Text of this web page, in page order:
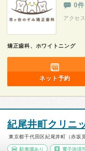
0件
アクセ
矯正歯科、ホワイトニング
ネット予約
紀尾井町クリニ
東京都千代田区紀尾井町（赤坂
駐車場あり 電子決済